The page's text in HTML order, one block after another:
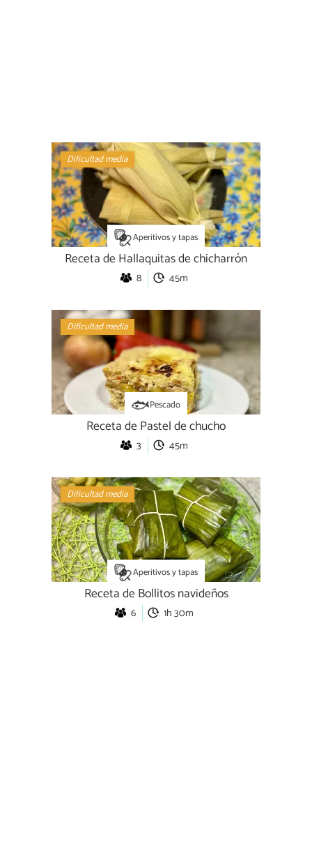
Dificultad media
Aperitivos y tapas
Receta de Hallaquitas de chicharrón
8 45m
Dificultad media
Pescado
Receta de Pastel de chucho
3 45m
Dificultad media
Aperitivos y tapas
Receta de Bollitos navideños
6 1h 30m